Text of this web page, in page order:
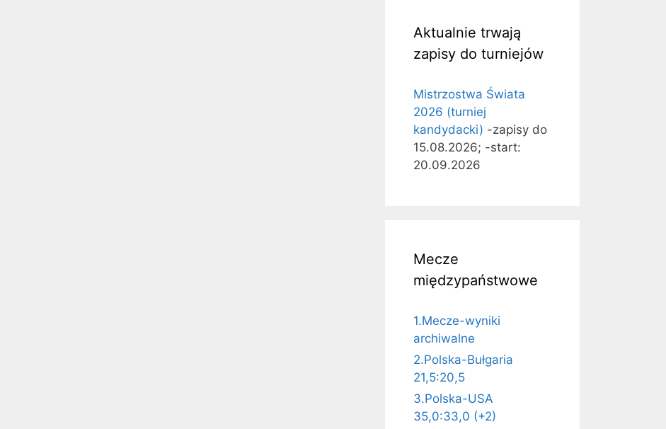
Aktualnie trwają
zapisy do turniejów
Mistrzostwa Świata
2026 (turniej
kandydacki) -zapisy do
15.08.2026; -start:
20.09.2026
Mecze
międzypaństwowe
1.Mecze-wyniki
archiwalne
2.Polska-Bułgaria
21,5:20,5
3.Polska-USA
35,0:33,0 (+2)